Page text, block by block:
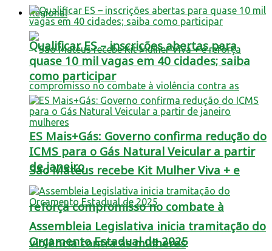
Regional
São Mateus recebe Kit Mulher Viva + e
reforça compromisso no combate à
violência contra as mulheres
Qualificar ES – inscrições abertas para
quase 10 mil vagas em 40 cidades; saiba
como participar
ES Mais+Gás: Governo confirma redução do
ICMS para o Gás Natural Veicular a partir
de janeiro
Assembleia Legislativa inicia tramitação do
Orçamento Estadual de 2025